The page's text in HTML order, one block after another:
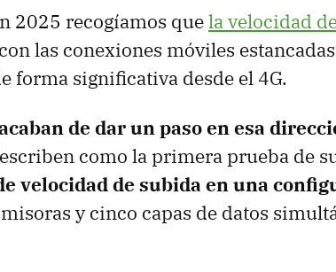
2025 recogíamos quela velocidad
las conexiones móviles
forma significativa desde el 4G.
de dar un paso en esa
como la primera prueba de
velocidad de subida en una
y cinco capas de datos